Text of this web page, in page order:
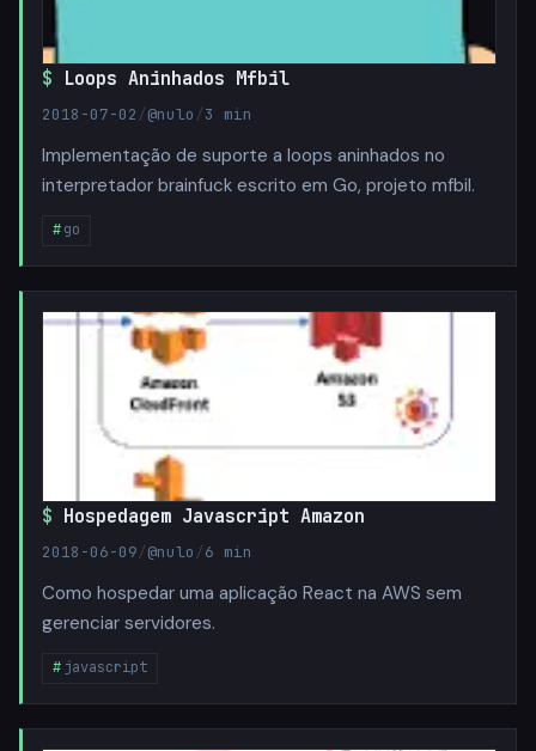
Loops Aninhados Mfbil
2018-07-02 /@nulo /3 min
Implementação de suporte a loops aninhados no
interpretador brainfuck escrito em Go, projeto mfbil.
go
Hospedagem Javascript Amazon
2018-06-09/@nulo /6 min
Como hospedar uma aplicação React na AWS sem
gerenciar servidores.
javascript